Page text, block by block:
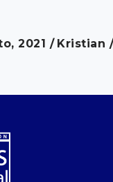
2021 Kristian